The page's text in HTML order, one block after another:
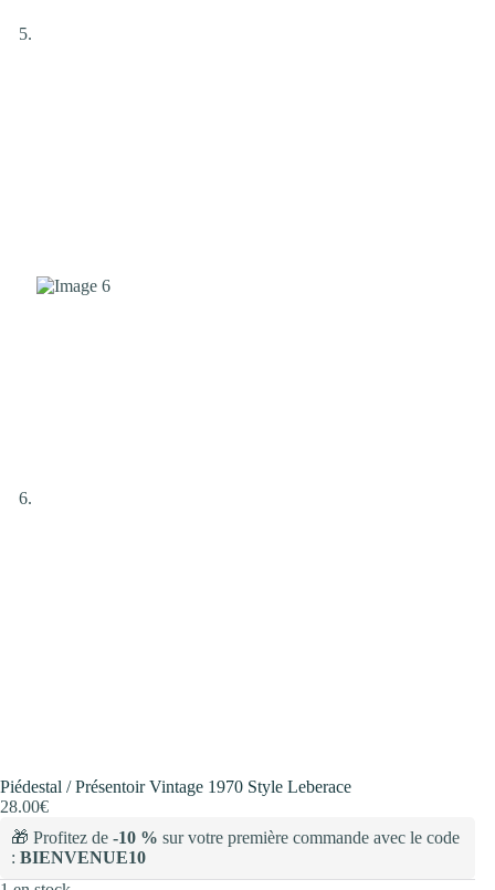
Piédestal / Présentoir Vintage 1970 Style Leberace
28.00€
🎁 Profitez de -10 % sur votre première commande avec le code
: BIENVENUE10